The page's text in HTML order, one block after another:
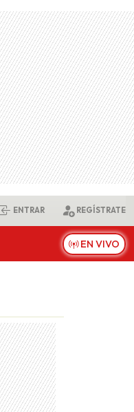
ENTRAR REGÍSTRATE
EN VIVO